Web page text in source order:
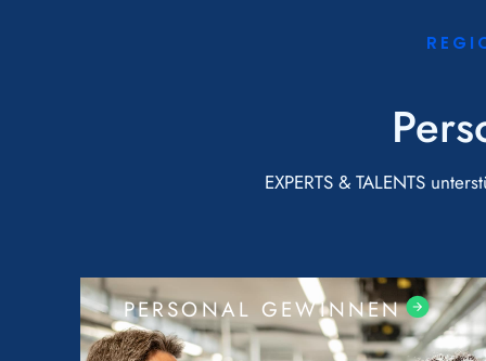
EXPERTS & TALENTS
PERSONAL GEWINNEN